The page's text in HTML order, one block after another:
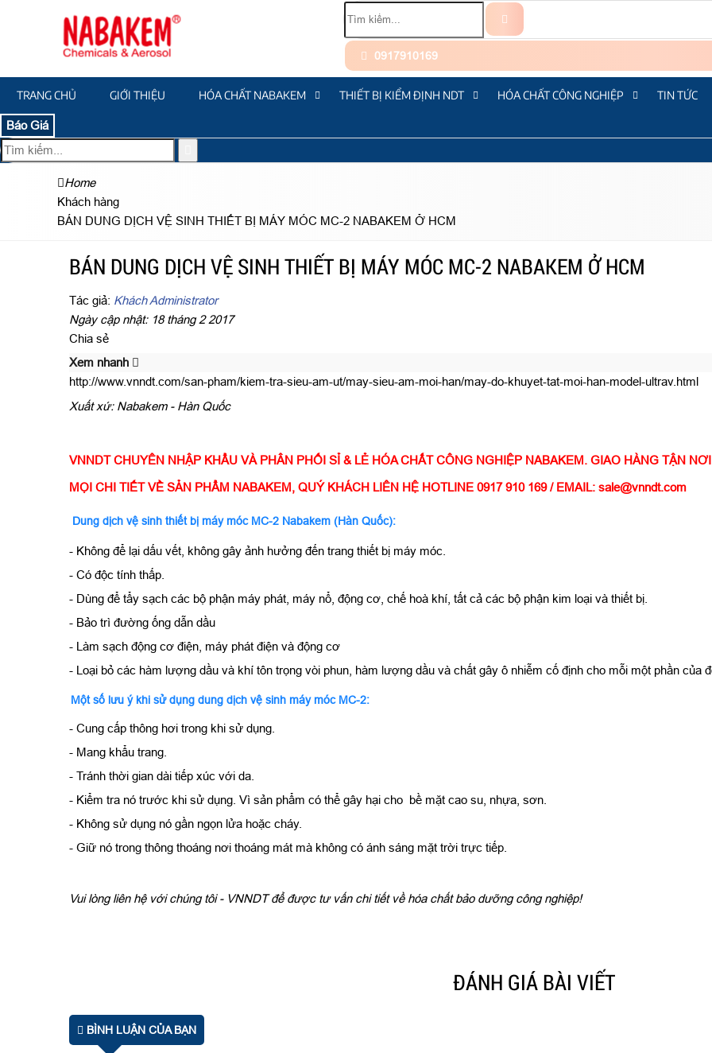
0917910169
TRANG CHỦ GIỚI THIỆU HÓA CHẤT NABAKEM THIẾT BỊ KIỂM ĐỊNH NDT HÓA CHẤT CÔNG NGHIỆP TIN TỨC
Báo Giá
Home
Khách hàng
BÁN DUNG DỊCH VỆ SINH THIẾT BỊ MÁY MÓC MC-2 NABAKEM Ở HCM
BÁN DUNG DỊCH VỆ SINH THIẾT BỊ MÁY MÓC MC-2 NABAKEM Ở HCM
Tác giả: Khách Administrator
Ngày cập nhật: 18 tháng 2 2017
Chia sẻ
Xem nhanh
http://www.vnndt.com/san-pham/kiem-tra-sieu-am-ut/may-sieu-am-moi-han/may-do-khuyet-tat-moi-han-model-ultrav.html
Xuất xứ: Nabakem - Hàn Quốc
VNNDT CHUYÊN NHẬP KHẨU VÀ PHÂN PHỐI SỈ & LẺ HÓA CHẤT CÔNG NGHIỆP NABAKEM. GIAO HÀNG TẬN
MỌI CHI TIẾT VỀ SẢN PHẨM NABAKEM, QUÝ KHÁCH LIÊN HỆ HOTLINE 0917 910 169 / EMAIL: sale@vnndt.com
Dung dịch vệ sinh thiết bị máy móc MC-2 Nabakem (Hàn Quốc):
- Không để lại dấu vết, không gây ảnh hưởng đến trang thiết bị máy móc.
- Có độc tính thấp.
- Dùng để tẩy sạch các bộ phận máy phát, máy nổ, động cơ, chế hoà khí, tất cả các bộ phận kim loại và thiết bị.
- Bảo trì đường ống dẫn dầu
- Làm sạch động cơ điện, máy phát điện và động cơ
- Loại bỏ các hàm lượng dầu và khí tôn trọng vòi phun, hàm lượng dầu và chất gây ô nhiễm cố định cho mỗi một phần của
Một số lưu ý khi sử dụng dung dịch vệ sinh máy móc MC-2:
- Cung cấp thông hơi trong khi sử dụng.
- Mang khẩu trang.
- Tránh thời gian dài tiếp xúc với da.
- Kiểm tra nó trước khi sử dụng. Vì sản phẩm có thể gây hại cho bề mặt cao su, nhựa, sơn.
- Không sử dụng nó gần ngọn lửa hoặc cháy.
- Giữ nó trong thông thoáng nơi thoáng mát mà không có ánh sáng mặt trời trực tiếp.
Vui lòng liên hệ với chúng tôi - VNNDT để được tư vấn chi tiết về hóa chất bảo dưỡng công nghiệp!
ĐÁNH GIÁ BÀI VIẾT
BÌNH LUẬN CỦA BẠN